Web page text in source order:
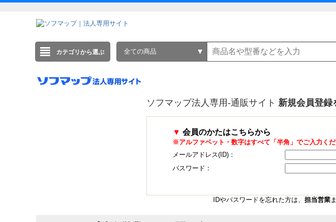
カテゴリから選ぶ 全ての商品
ソフマップ法人専用-通販サイト 新規会員登録
▼ 会員のかたはこちらから
※アルファベット・数字はすべて「半角」でご入力くだ
メールアドレス(ID)：
パスワード：
IDやパスワードを忘れた方は、 担当営業